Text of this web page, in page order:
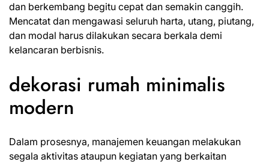
dan berkembang begitu cepat dan semakin canggih.
Mencatat dan mengawasi seluruh harta, utang, piutang,
dan modal harus dilakukan secara berkala demi
kelancaran berbisnis.
dekorasi rumah minimalis
modern
Dalam prosesnya, manajemen keuangan melakukan
segala aktivitas ataupun kegiatan yang berkaitan